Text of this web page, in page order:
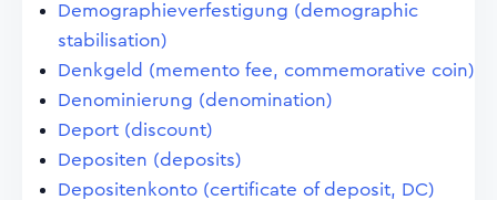
Demographieverfestigung (demographic
stabilisation)
Denkgeld (memento fee, commemorative coin)
Denominierung (denomination)
Deport (discount)
Depositen (deposits)
Depositenkonto (certificate of deposit, DC)